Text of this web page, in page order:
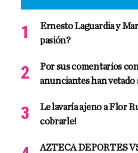
Ernesto Laguardia y
pasión?
Por sus comentarios
anunciantes han vetado
Le lavaría ajeno a Flor
cobrarle!
AZTECA DEPORTES